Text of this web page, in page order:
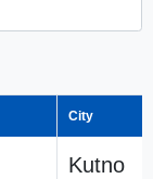
City
Kutno